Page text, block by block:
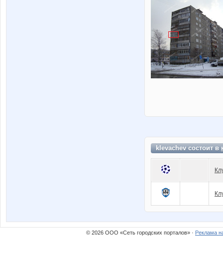
klevachev состоит в
© 2026 ООО «Сеть городских порталов» · Реклама